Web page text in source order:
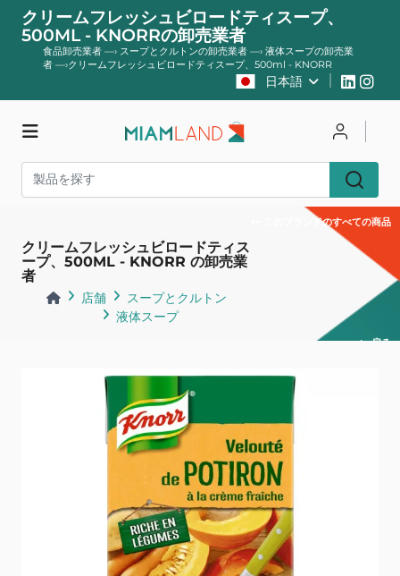
クリームフレッシュビロードティスープ、
500ML - KNORRの卸売業者
食品卸売業者 —› スープとクルトンの卸売業者 —› 液体スープの卸売業
者 —›クリームフレッシュビロードティスープ、500ml - KNORR
日本語
クリームフレッシュビロードティス
ープ、500ML - KNORR の卸売業
者
店舗
スープとクルトン
液体スープ
このブランドのすべての商品
戻る
店舗 ログイン 登録する